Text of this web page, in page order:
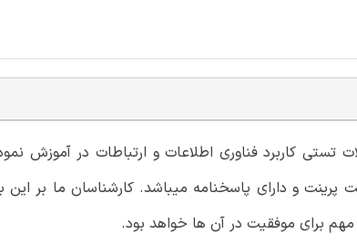
تستی کاربرد فناوری اطلاعات و ارتباطات در آموزش
و دارای پاسخنامه میباشد. کارشناسان ما بر این
برای موفقیت در آن ها خواهد بود.